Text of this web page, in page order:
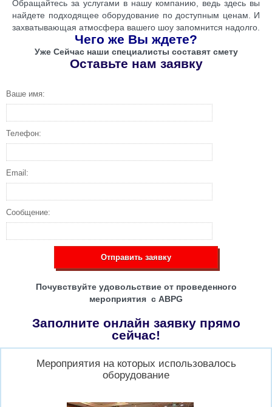
Обращайтесь за услугами в нашу компанию, ведь здесь вы
найдете подходящее оборудование по доступным ценам. И
захватывающая атмосфера вашего шоу запомнится надолго.
Чего же Вы ждете?
Уже Сейчас наши специалисты составят смету
Оставьте нам заявку
Ваше имя:
Телефон:
Email:
Сообщение:
Отправить заявку
Почувствуйте удовольствие от проведенного
мероприятия с ABPG
Заполните онлайн заявку прямо
сейчас!
Мероприятия на которых использовалось
оборудование